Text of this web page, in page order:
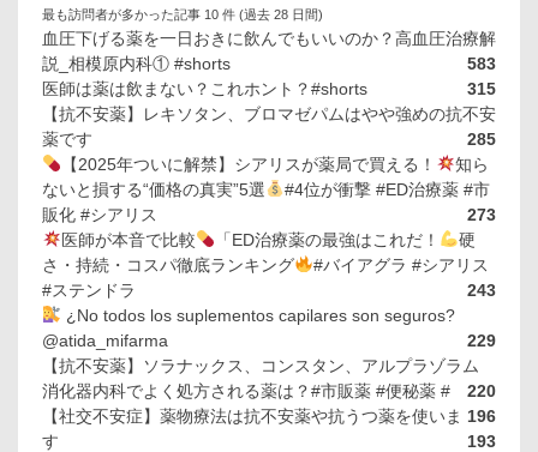
最も訪問者が多かった記事 10 件 (過去 28 日間)
血圧下げる薬を一日おきに飲んでもいいのか？高血圧治療解
説_相模原内科① #shorts
583
医師は薬は飲まない？これホント？#shorts
315
【抗不安薬】レキソタン、ブロマゼパムはやや強めの抗不安
薬です
285
【2025年ついに解禁】シアリスが薬局で買える！
知ら
ないと損する“価格の真実”5選
#4位が衝撃 #ED治療薬 #市
販化 #シアリス
273
医師が本音で比較
「ED治療薬の最強はこれだ！
硬
さ・持続・コスパ徹底ランキング
#バイアグラ #シアリス
#ステンドラ
243
¿No todos los suplementos capilares son seguros?
@atida_mifarma
229
【抗不安薬】ソラナックス、コンスタン、アルプラゾラム
220
消化器内科でよく処方される薬は？#市販薬 #便秘薬 #
196
【社交不安症】薬物療法は抗不安薬や抗うつ薬を使いま
す
193